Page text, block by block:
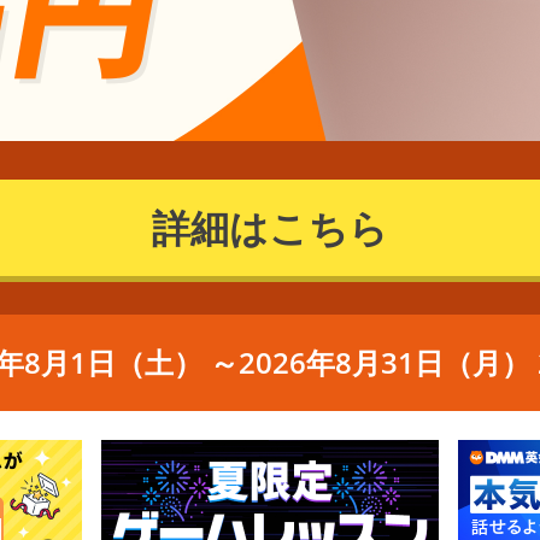
詳細はこちら
8月1日（土） ～2026年8月31日（月）